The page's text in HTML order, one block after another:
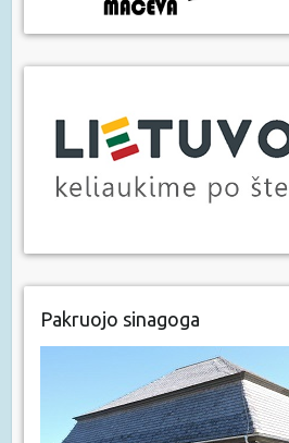
Pakruojo sinagoga